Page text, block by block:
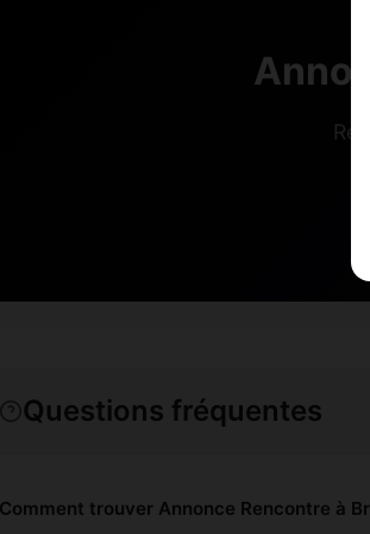
Questions fréquentes
Comment trouver Annonce Rencontre à